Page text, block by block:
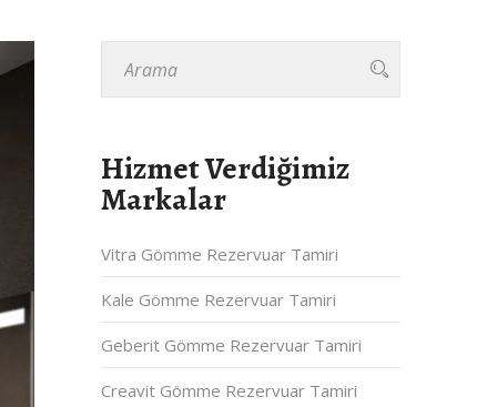
Hizmet Verdiğimiz
Markalar
Vitra Gömme Rezervuar Tamiri
Kale Gömme Rezervuar Tamiri
Geberit Gömme Rezervuar Tamiri
Creavit Gömme Rezervuar Tamiri